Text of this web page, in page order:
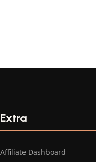
Extra
Affiliate Dashboard